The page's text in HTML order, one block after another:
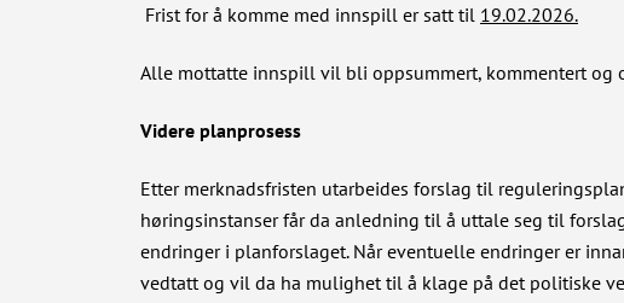
Frist for å komme med innspill er satt til 19.02.2026.
Alle mottatte innspill vil bli oppsummert, kommentert og
Videre planprosess
Etter merknadsfristen utarbeides forslag til
høringsinstanser får da anledning til å uttale seg til
endringer i planforslaget. Når eventuelle endringer er
vedtatt og vil da ha mulighet til å klage på det politiske